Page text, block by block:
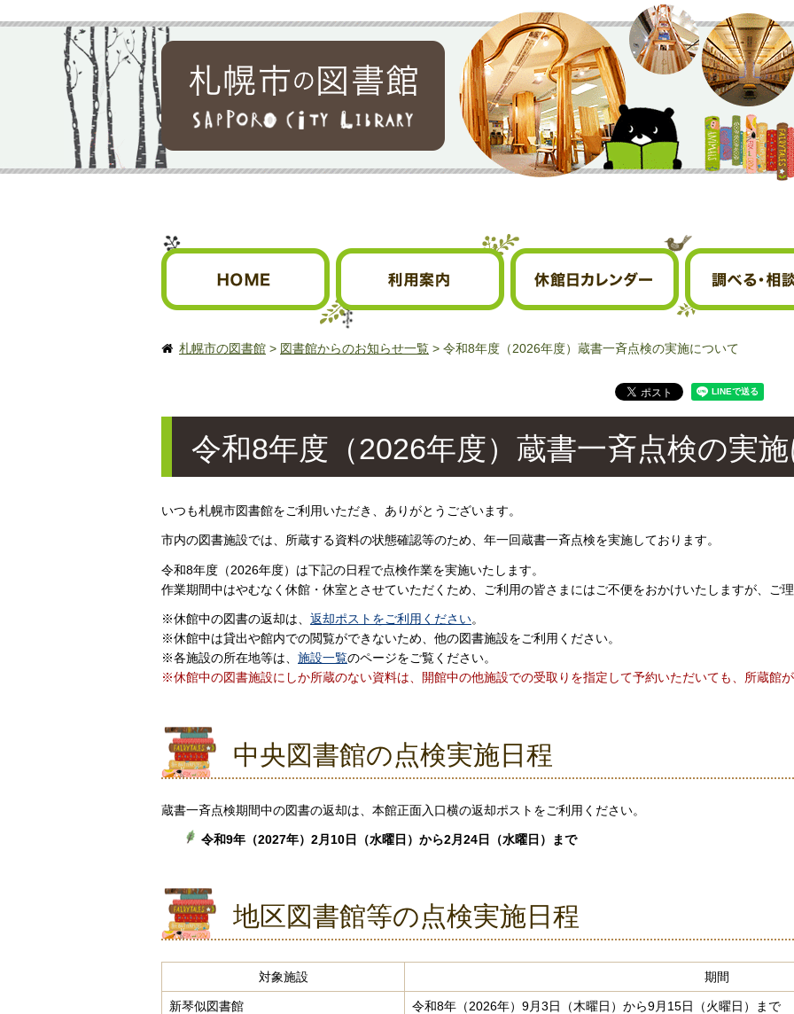
札幌市の図書館
HOME 利用案内 休館日カレンダー 調べる・相談する
札幌市の図書館 > 図書館からのお知らせ一覧 > 令和8年度（2026年度）蔵書一斉点検の実施について
令和8年度（2026年度）蔵書一斉点検の実
いつも札幌市図書館をご利用いただき、ありがとうございます。
市内の図書施設では、所蔵する資料の状態確認等のため、年一回蔵書一斉点検を実施しております。
令和8年度（2026年度）は下記の日程で点検作業を実施いたします。
作業期間中はやむなく休館・休室とさせていただくため、ご利用の皆さまにはご不便をおかけいたしますが、ご
※休館中の図書の返却は、 返却ポストをご利用ください。
※休館中は貸出や館内での閲覧ができないため、他の図書施設をご利用ください。
※各施設の所在地等は、 施設一覧のページをご覧ください。
※休館中の図書施設にしか所蔵のない資料は、開館中の他施設での受取りを指定して予約いただいても、所蔵館
中央図書館の点検実施日程
蔵書一斉点検期間中の図書の返却は、本館正面入口横の返却ポストをご利用ください。
令和9年（2027年）2月10日（水曜日）から2月24日（水曜日）まで
地区図書館等の点検実施日程
対象施設 期間
新琴似図書館 令和8年（2026年）9月3日（木曜日）から9月15日（火曜日）まで